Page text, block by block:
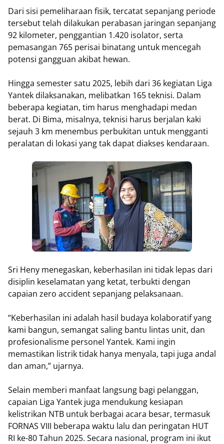
Dari sisi pemeliharaan fisik, tercatat sepanjang periode
tersebut telah dilakukan perabasan jaringan sepanjang
92 kilometer, penggantian 1.420 isolator, serta
pemasangan 765 perisai binatang untuk mencegah
potensi gangguan akibat hewan.
Hingga semester satu 2025, lebih dari 36 kegiatan Liga
Yantek dilaksanakan, melibatkan 165 teknisi. Dalam
beberapa kegiatan, tim harus menghadapi medan
berat. Di Bima, misalnya, teknisi harus berjalan kaki
sejauh 3 km menembus perbukitan untuk mengganti
peralatan di lokasi yang tak dapat diakses kendaraan.
Sri Heny menegaskan, keberhasilan ini tidak lepas dari
disiplin keselamatan yang ketat, terbukti dengan
capaian zero accident sepanjang pelaksanaan.
“Keberhasilan ini adalah hasil budaya kolaboratif yang
kami bangun, semangat saling bantu lintas unit, dan
profesionalisme personel Yantek. Kami ingin
memastikan listrik tidak hanya menyala, tapi juga andal
dan aman,” ujarnya.
Selain memberi manfaat langsung bagi pelanggan,
capaian Liga Yantek juga mendukung kesiapan
kelistrikan NTB untuk berbagai acara besar, termasuk
FORNAS VIII beberapa waktu lalu dan peringatan HUT
RI ke-80 Tahun 2025. Secara nasional, program ini ikut